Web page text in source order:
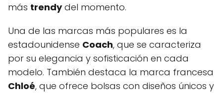
más trendydel momento.
Una de las marcas más populares es la
estadounidense Coach, que se caracteriza
por su elegancia y sofisticación en cada
modelo. También destaca la marca francesa
Chloé, que ofrece bolsas con diseños únicos y